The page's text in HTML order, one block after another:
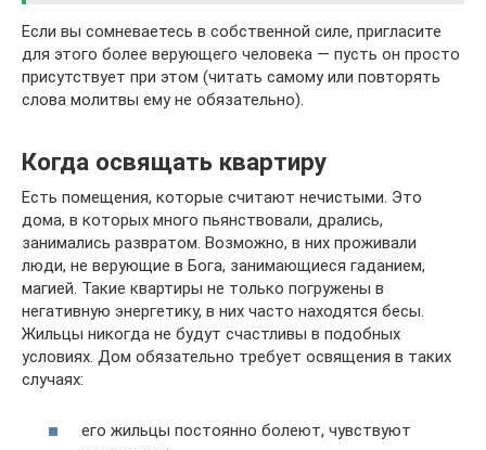
Если вы сомневаетесь в собственной силе, пригласите
для этого более верующего человека — пусть он просто
присутствует при этом (читать самому или повторять
слова молитвы ему не обязательно).
Когда освящать квартиру
Есть помещения, которые считают нечистыми. Это
дома, в которых много пьянствовали, дрались,
занимались развратом. Возможно, в них проживали
люди, не верующие в Бога, занимающиеся гаданием,
магией. Такие квартиры не только погружены в
негативную энергетику, в них часто находятся бесы.
Жильцы никогда не будут счастливы в подобных
условиях. Дом обязательно требует освящения в таких
случаях:
его жильцы постоянно болеют, чувствуют